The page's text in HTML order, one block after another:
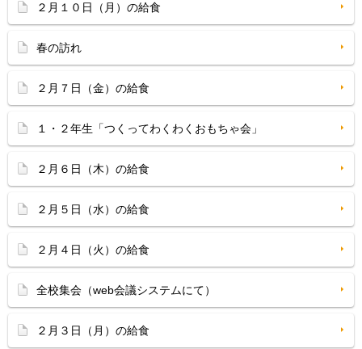
２月１０日（月）の給食
春の訪れ
２月７日（金）の給食
１・２年生「つくってわくわくおもちゃ会」
２月６日（木）の給食
２月５日（水）の給食
２月４日（火）の給食
全校集会（web会議システムにて）
２月３日（月）の給食